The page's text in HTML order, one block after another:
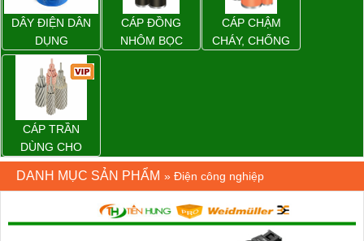
DÂY ĐIỆN DÂN
DỤNG
CÁP ĐỒNG
NHÔM BỌC
CÁP CHẬM
CHÁY, CHỐNG
CÁP TRẦN
DÙNG CHO
ĐƯỜNG DÂY
TẢI ĐIỆN TRÊN
DANH MỤC SẢN PHẨM » Điện công nghiệp